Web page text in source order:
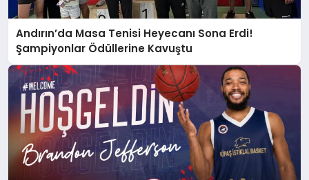
Andırın’da Masa Tenisi Heyecanı Sona Erdi!
Şampiyonlar Ödüllerine Kavuştu